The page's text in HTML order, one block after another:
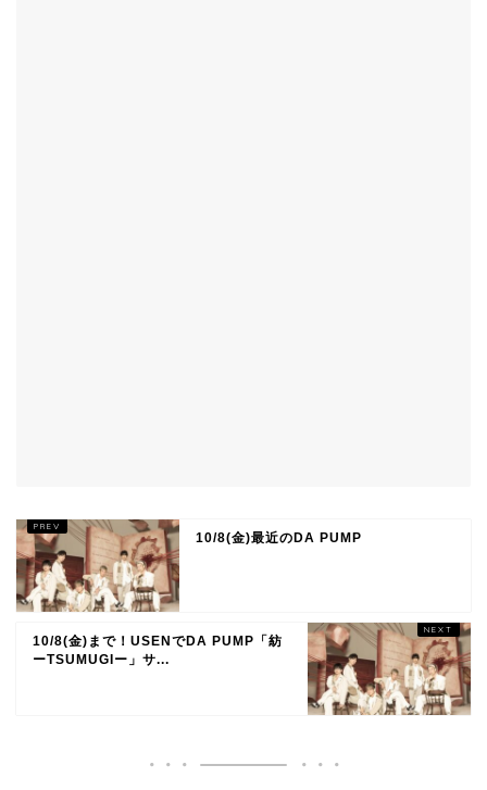
10/8(金)最近のDA PUMP
10/8(金)まで！USENでDA PUMP「紡
ーTSUMUGIー」サ...